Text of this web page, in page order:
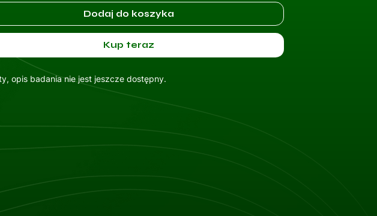
Dodaj do koszyka
Kup teraz
opis badania nie jest jeszcze dostępny.